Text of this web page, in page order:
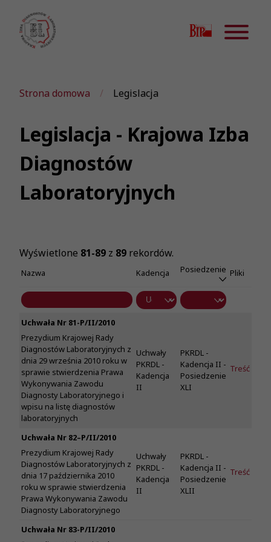
Strona domowa Legislacja
Legislacja - Krajowa Izba
Diagnostów
Laboratoryjnych
Wyświetlone 81-89 z 89 rekordów.
Nazwa Kadencja Posiedzenie Pliki
Uchwała Nr 81-P/II/2010
Prezydium Krajowej Rady
Diagnostów Laboratoryjnych z
dnia 29 września 2010 roku w
sprawie stwierdzenia Prawa
Wykonywania Zawodu
Diagnosty Laboratoryjnego i
wpisu na listę diagnostów
laboratoryjnych
Uchwały
PKRDL -
Kadencja
II
PKRDL -
Kadencja II -
Posiedzenie
XLI
Treść
Uchwała Nr 82–P/II/2010
Prezydium Krajowej Rady
Diagnostów Laboratoryjnych z
dnia 17 października 2010
roku w sprawie stwierdzenia
Prawa Wykonywania Zawodu
Diagnosty Laboratoryjnego
Uchwały
PKRDL -
Kadencja
II
PKRDL -
Kadencja II -
Posiedzenie
XLII
Treść
Uchwała Nr 83-P/II/2010